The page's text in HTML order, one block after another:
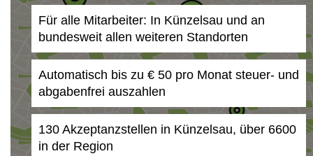
Für alle Mitarbeiter: In Künzelsau und an
bundesweit allen weiteren Standorten
Automatisch bis zu € 50 pro Monat steuer- und
abgabenfrei auszahlen
130 Akzeptanzstellen in Künzelsau, über 6600
in der Region